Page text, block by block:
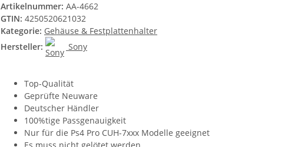
Artikelnummer: AA-4662
GTIN: 4250520621032
Kategorie: Gehäuse & Festplattenhalter
Hersteller:
Sony
Top-Qualität
Geprüfte Neuware
Deutscher Händler
100%tige Passgenauigkeit
Nur für die Ps4 Pro CUH-7xxx Modelle geeignet